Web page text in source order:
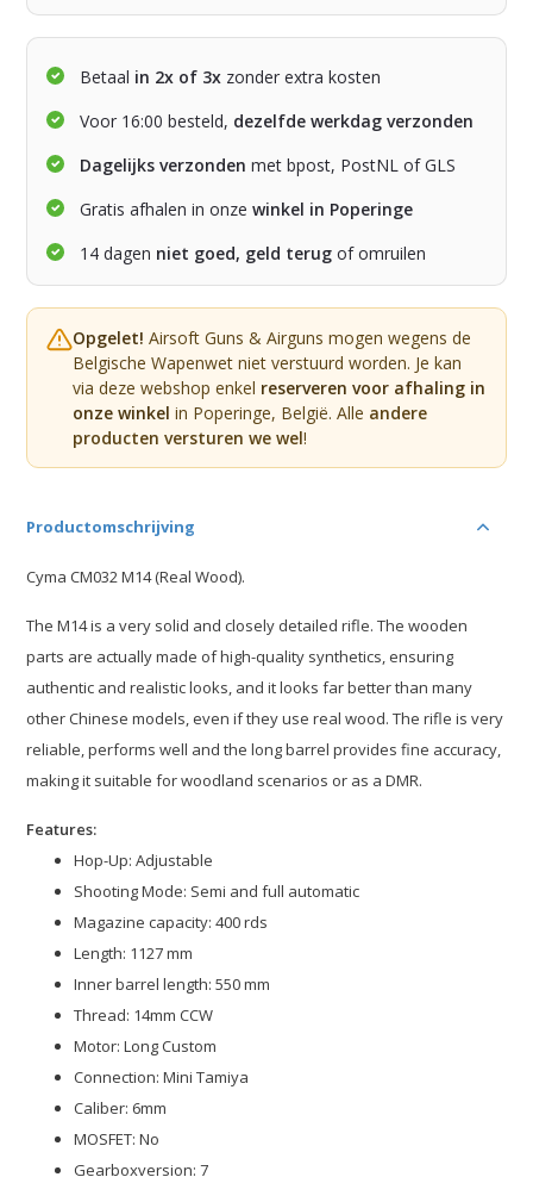
Betaal in 2x of 3x zonder extra kosten
Voor 16:00 besteld, dezelfde werkdag verzonden
Dagelijks verzonden met bpost, PostNL of GLS
Gratis afhalen in onzewinkel in Poperinge
14 dagen niet goed, geld terug of omruilen
Opgelet! Airsoft Guns & Airguns mogen wegens de
Belgische Wapenwet niet verstuurd worden. Je kan
via deze webshop enkel reserveren voor afhaling in
onze winkel in Poperinge, België. Alle andere
producten versturen we wel!
Productomschrijving
Cyma CM032 M14 (Real Wood).
The M14 is a very solid and closely detailed rifle. The wooden
parts are actually made of high-quality synthetics, ensuring
authentic and realistic looks, and it looks far better than many
other Chinese models, even if they use real wood. The rifle is very
reliable, performs well and the long barrel provides fine accuracy,
making it suitable for woodland scenarios or as a DMR.
Features:
Hop-Up: Adjustable
Shooting Mode: Semi and full automatic
Magazine capacity: 400 rds
Length: 1127 mm
Inner barrel length: 550 mm
Thread: 14mm CCW
Motor: Long Custom
Connection: Mini Tamiya
Caliber: 6mm
MOSFET: No
Gearboxversion: 7